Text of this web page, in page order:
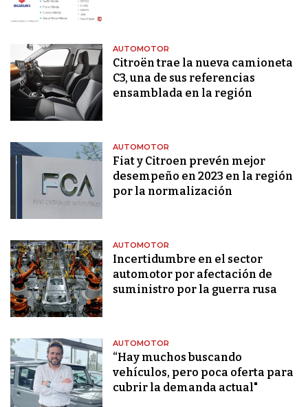
AUTOMOTOR
Citroën trae la nueva camioneta
C3, una de sus referencias
ensamblada en la región
AUTOMOTOR
Fiat y Citroen prevén mejor
desempeño en 2023 en la región
por la normalización
AUTOMOTOR
Incertidumbre en el sector
automotor por afectación de
suministro por la guerra rusa
AUTOMOTOR
“Hay muchos buscando
vehículos, pero poca oferta para
cubrir la demanda actual"